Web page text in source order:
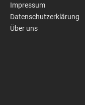
Impressum
Datenschutzerklärung
Über uns